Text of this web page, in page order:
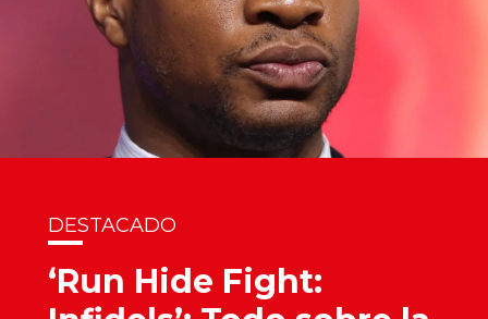
DESTACADO
‘Run Hide Fight: